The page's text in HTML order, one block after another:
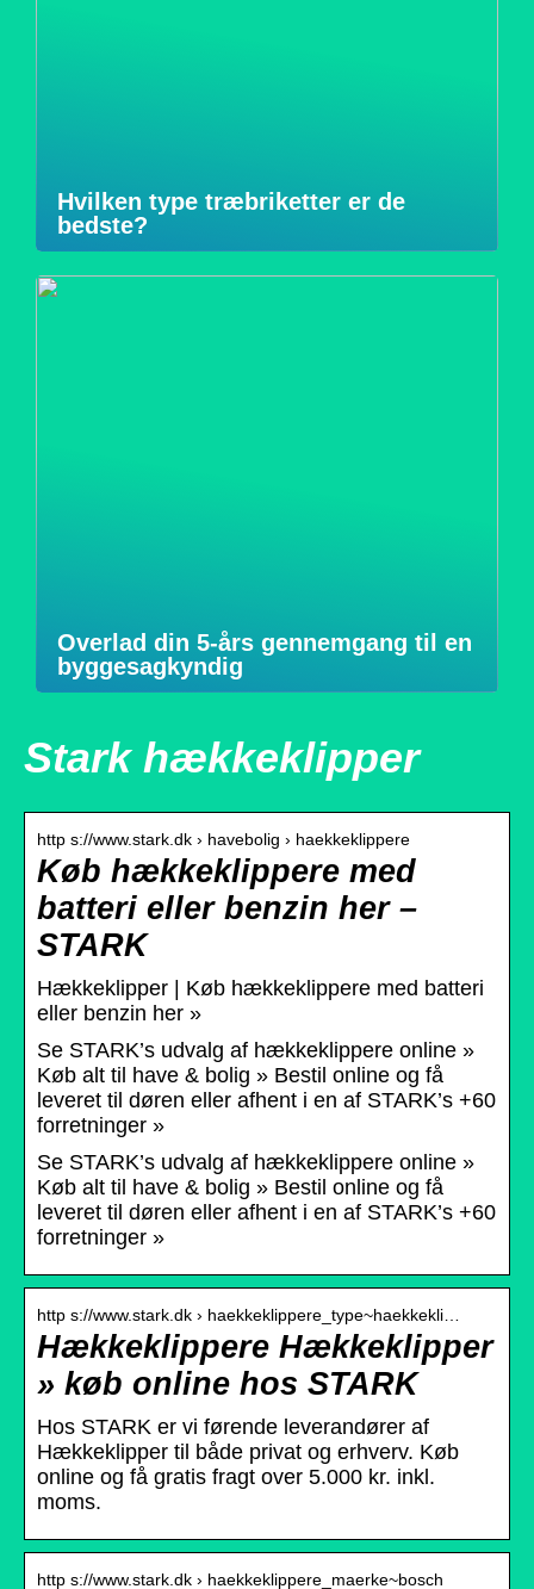
Hvilken type træbriketter er de
bedste?
Overlad din 5-års gennemgang til en
byggesagkyndig
Stark hækkeklipper
http s://www.stark.dk › havebolig › haekkeklippere
Køb hækkeklippere med
batteri eller benzin her –
STARK
Hækkeklipper | Køb hækkeklippere med batteri
eller benzin her »
Se STARK’s udvalg af hækkeklippere online »
Køb alt til have & bolig » Bestil online og få
leveret til døren eller afhent i en af STARK’s +60
forretninger »
Se STARK’s udvalg af hækkeklippere online »
Køb alt til have & bolig » Bestil online og få
leveret til døren eller afhent i en af STARK’s +60
forretninger »
http s://www.stark.dk › haekkeklippere_type~haekkekli…
Hækkeklippere Hækkeklipper
» køb online hos STARK
Hos STARK er vi førende leverandører af
Hækkeklipper til både privat og erhverv. Køb
online og få gratis fragt over 5.000 kr. inkl.
moms.
http s://www.stark.dk › haekkeklippere_maerke~bosch